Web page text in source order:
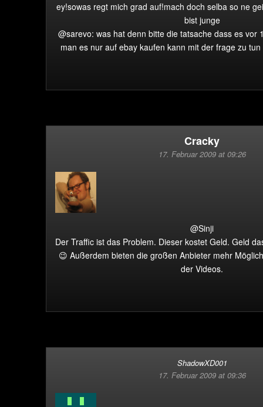
ey!sowas regt mich grad auf!mach doch selba so ne
bist junge
@sarevo: was hat denn bitte die tatsache dass es vor
man es nur auf ebay kaufen kann mit der frage zu
Cracky
17. Februar 2009 at 09:26
@Sinji
Der Traffic ist das Problem. Dieser kostet Geld. Geld
😉 Außerdem bieten die großen Anbieter mehr
der Videos.
ShadowXD001
17. Februar 2009 at 09:36